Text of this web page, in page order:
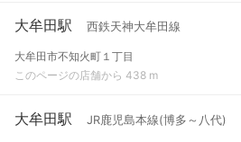
大牟田駅 西鉄天神大牟田線
大牟田市不知火町１丁目
このページの店舗から 438 m
大牟田駅 JR鹿児島本線(博多～八代)